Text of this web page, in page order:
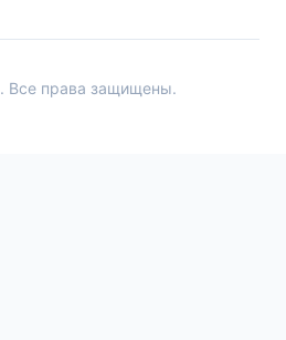
. Все права защищены.